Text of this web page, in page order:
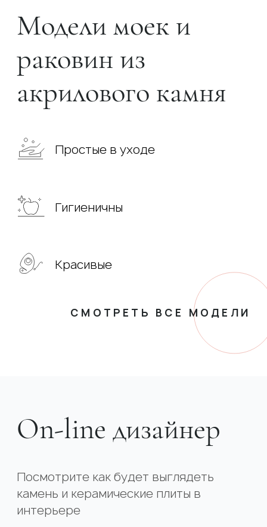
Модели моек и
раковин из
акрилового камня
Простые в уходе
Гигиеничны
Красивые
СМОТРЕТЬ ВСЕ МОДЕЛИ
On-line дизайнер
Посмотрите как будет выглядеть
камень и керамические плиты в
интерьере